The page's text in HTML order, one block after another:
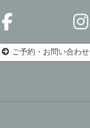
ご予約・お問い合わせ